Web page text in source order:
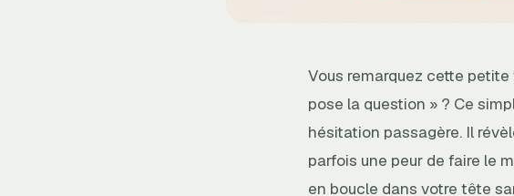
Vous remarquez cette
pose la question » ? Ce
hésitation passagère. Il
parfois une peur de faire le
en boucle dans votre tête